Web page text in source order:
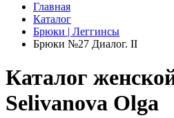
Главная
Каталог
Брюки | Леггинсы
Брюки №27 Диалог. II
Каталог
Selivanova Olga